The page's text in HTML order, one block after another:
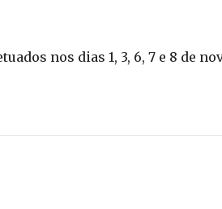
nos dias 1, 3, 6, 7 e 8 de